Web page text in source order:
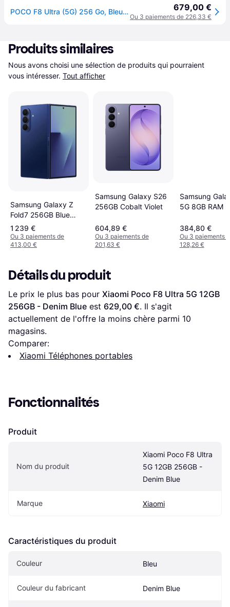
POCO F8 Ultra (5G) 256 Go, Bleu - Neuf 679,00 €
Ou 3 paiements de 226,33 €
Produits similaires
Nous avons choisi une sélection de produits qui pourraient
vous intéresser. Tout afficher
Samsung Galaxy Z
Fold7 256GB Blue
Shadow
1 239 €
Ou 3 paiements de
413,00 €
Samsung Galaxy S26
256GB Cobalt Violet
604,89 €
Ou 3 paiements de
201,63 €
Samsung
5G 8GB RAM
384,80 €
Ou 3 paiements
128,26 €
Détails du produit
Le prix le plus bas pour Xiaomi Poco F8 Ultra 5G 12GB
256GB - Denim Blue est 629,00 €. Il s'agit
actuellement de l'offre la moins chère parmi 10
magasins.
Comparer:
Xiaomi Téléphones portables
Fonctionnalités
Produit
Nom du produit
Xiaomi Poco F8 Ultra
5G 12GB 256GB -
Denim Blue
Marque Xiaomi
Caractéristiques du produit
Couleur Bleu
Couleur du fabricant Denim Blue